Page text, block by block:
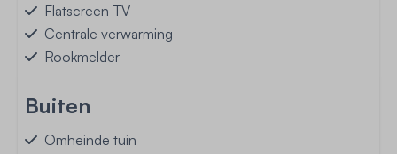
Flatscreen TV
Centrale verwarming
Rookmelder
Buiten
Omheinde tuin